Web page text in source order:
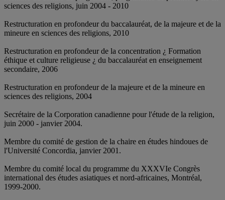
sciences des religions, juin 2004 - 2010
Restructuration en profondeur du baccalauréat, de la majeure et de la
mineure en sciences des religions, 2010
Restructuration en profondeur de la concentration ¿ Formation
éthique et culture religieuse ¿ du baccalauréat en enseignement
secondaire, 2006
Restructuration en profondeur de la majeure et de la mineure en
sciences des religions, 2004
Secrétaire de la Corporation canadienne pour l'étude de la religion,
juin 2000 - janvier 2004.
Membre du comité de gestion de la chaire en études hindoues de
l'Université Concordia, janvier 2001.
Membre du comité local du programme du XXXVIe Congrès
international des études asiatiques et nord-africaines, Montréal,
1999-2000.